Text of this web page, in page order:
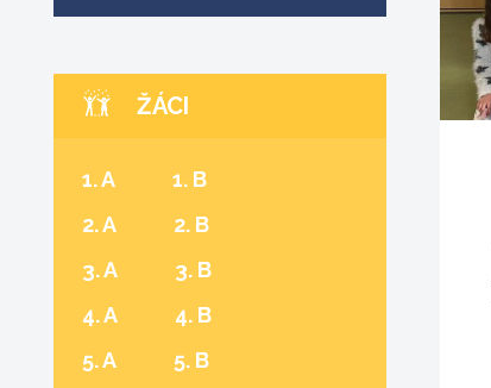
ŽÁCI
1. A
1. B
2. A
2. B
3. A
3. B
4. A
4. B
5. A
5. B(aktuální)